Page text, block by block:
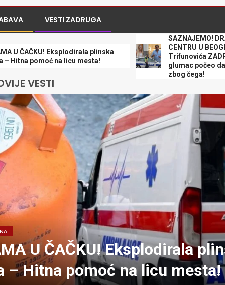
VESTI ZADRUGA
Eksplodirala plinska
na licu mesta!
SAZNAJEMO! DRAMA U
CENTRU U BEOGRADU!
Trifunovića ZADRŽALA
glumac počeo da
zbog čega!
VESTI
U ČAČKU! Eksplodirala
– Hitna pomoć na licu mesta!